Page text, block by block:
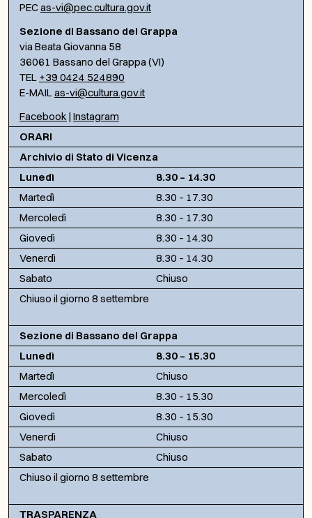
PECas-vi@pec.cultura.gov.it
Sezione di Bassano del Grappa
via Beata Giovanna 58
36061 Bassano del Grappa (VI)
TEL +39 0424 524890
E-MAILas-vi@cultura.gov.it
Facebook | Instagram
ORARI
Archivio di Stato di Vicenza
Lunedì
8.30 – 14.30
Martedì
8.30 – 17.30
Mercoledì
8.30 – 17.30
Giovedì
8.30 – 14.30
Venerdì
8.30 – 14.30
Sabato
Chiuso
Chiuso il giorno 8 settembre
Sezione di Bassano del Grappa
Lunedì
8.30 – 15.30
Martedì
Chiuso
Mercoledì
8.30 – 15.30
Giovedì
8.30 – 15.30
Venerdì
Chiuso
Sabato
Chiuso
Chiuso il giorno 8 settembre
TRASPARENZA